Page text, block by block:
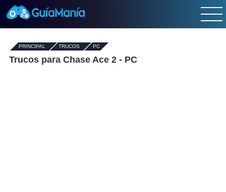
PRINCIPAL - TRUCOS- PC
Trucos para Chase Ace 2 - PC